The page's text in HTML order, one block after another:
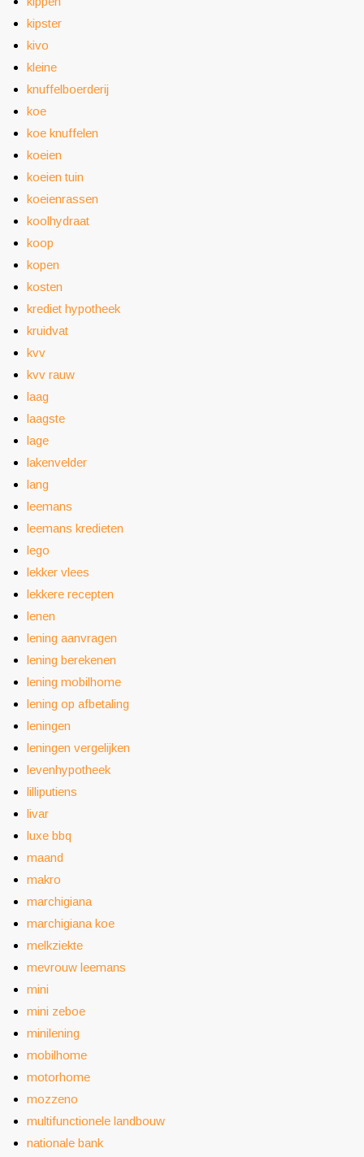
kipster
kivo
kleine
knuffelboerderij
koe
koe knuffelen
koeien
koeien tuin
koeienrassen
koolhydraat
koop
kopen
kosten
krediet hypotheek
kruidvat
kvv
kvv rauw
laag
laagste
lage
lakenvelder
lang
leemans
leemans kredieten
lego
lekker vlees
lekkere recepten
lenen
lening aanvragen
lening berekenen
lening mobilhome
lening op afbetaling
leningen
leningen vergelijken
levenhypotheek
lilliputiens
livar
luxe bbq
maand
makro
marchigiana
marchigiana koe
melkziekte
mevrouw leemans
mini
mini zeboe
minilening
mobilhome
motorhome
mozzeno
multifunctionele landbouw
nationale bank